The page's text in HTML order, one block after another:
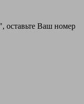
оставьте Ваш номер